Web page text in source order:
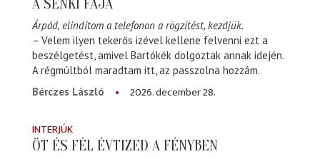
A SENKI FÁJA
Árpád, elindítom a telefonon a rögzítést, kezdjük.
– Velem ilyen tekerős izével kellene felvenni ezt a
beszélgetést, amivel Bartókék dolgoztak annak idején.
A régmúltból maradtam itt, az passzolna hozzám.
Bérczes László
2026. december 28.
INTERJÚK
ÖT ÉS FÉL ÉVTIZED A FÉNYBEN